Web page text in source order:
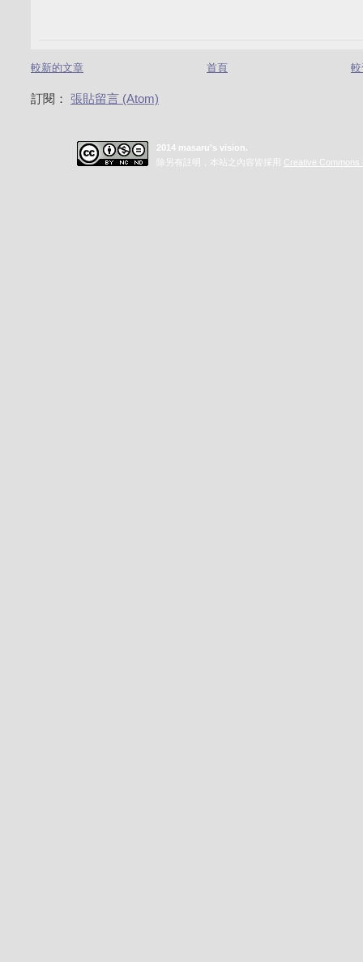
較新的文章 首頁
訂閱： 張貼留言 (Atom)
2014 masaru's vision.
除另有註明，本站之內容皆採用 Creative Commons